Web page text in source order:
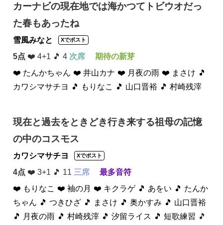
カーナビの現在地では海かつてトビウオだっ
た春もあったね
雪風みなと Xでポスト
5点 ❤️ 4+1 🎵 4 次席
期待の新芽
❤️ たんかちゃん ❤️ 井山カナ ❤️ 月夜の雨 ❤️ まさけ 🎵
カワシマサチヨ
🎵 もりなこ 🎵 山口晋裕 🎵 村崎残滓
現在と過去をときどき行き来する祖母の記憶
の中のコスモス
カワシマサチヨ Xでポスト
4点 ❤️ 3+1 🎵 11 三席
最多音符
❤️ もりなこ ❤️ 袖の月 ❤️ キクラゲ 🎵 あをい 🎵 たんか
ちゃん 🎵 つきひざ 🎵 まさけ 🎵 奥かすみ 🎵 山口晋裕
🎵 月夜の雨 🎵 村崎残滓 🎵 汐留ライス 🎵 短歌練習 🎵